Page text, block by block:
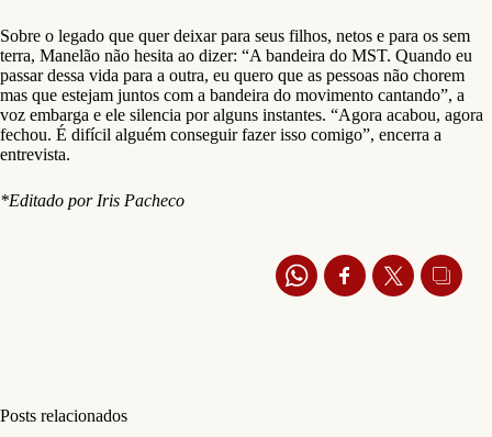
Sobre o legado que quer deixar para seus filhos, netos e para os sem
terra, Manelão não hesita ao dizer: “A bandeira do MST. Quando eu
passar dessa vida para a outra, eu quero que as pessoas não chorem
mas que estejam juntos com a bandeira do movimento cantando”, a
voz embarga e ele silencia por alguns instantes. “Agora acabou, agora
fechou. É difícil alguém conseguir fazer isso comigo”, encerra a
entrevista.
*Editado por Iris Pacheco
Posts relacionados